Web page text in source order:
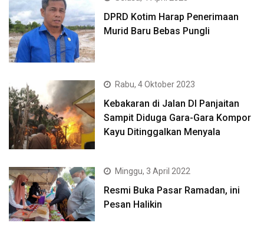
DPRD Kotim Harap Penerimaan
Murid Baru Bebas Pungli
Rabu, 4 Oktober 2023
Kebakaran di Jalan DI Panjaitan
Sampit Diduga Gara-Gara Kompor
Kayu Ditinggalkan Menyala
Minggu, 3 April 2022
Resmi Buka Pasar Ramadan, ini
Pesan Halikin